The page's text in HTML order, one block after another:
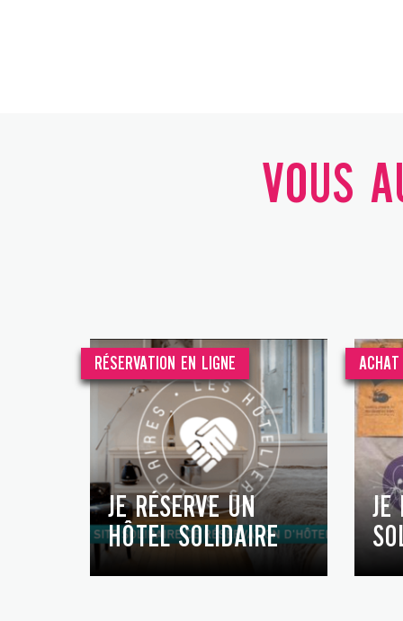
VOUS
RÉSERVATION EN LIGNE
JE RÉSERVE UN
HÔTEL SOLIDAIRE
JE